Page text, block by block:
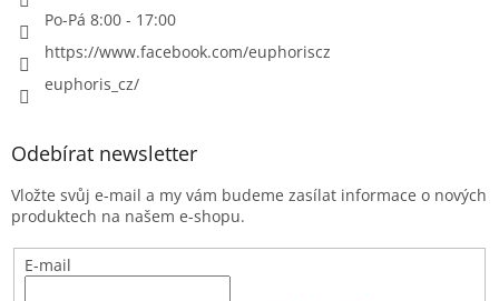
Po-Pá 8:00 - 17:00
https://www.facebook.com/euphoriscz
euphoris_cz/
Odebírat newsletter
Vložte svůj e-mail a my vám budeme zasílat informace o nových
produktech na našem e-shopu.
E-mail